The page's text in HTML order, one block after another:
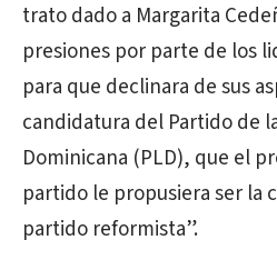
trato dado a Margarita
presiones por parte de los
para que declinara de sus
candidatura del Partido de
Dominicana (PLD), que el
partido le propusiera ser la
partido reformista”.